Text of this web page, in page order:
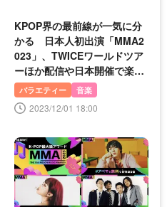
KPOP界の最前線が一気に分
かる 日本人初出演「MMA2
023」、TWICEワールドツア
ーほか配信や日本開催で楽し
める2023年12月の大規模音
楽イベント
バラエティー 音楽
2023/12/01 18:00